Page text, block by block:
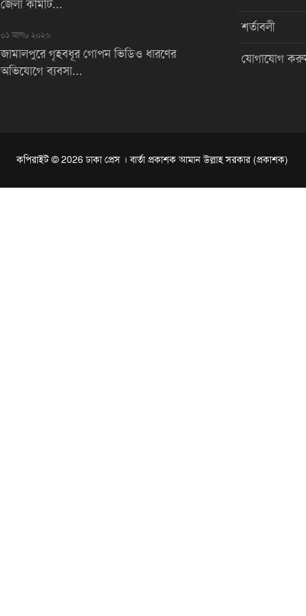
জেলা কমিটি...
০১ আগu ২০২৬
জামালপুরে গৃহবধূর গোপন ভিডিও ধারণের
অভিযোগে ব্যবসা...
শর্তাবলী
যোগাযোগ
কপিরাইট © 2026 ঢাকা প্রেস । বার্তা প্রকাশক আমান উল্লাহ সরকার (প্রকাশক)